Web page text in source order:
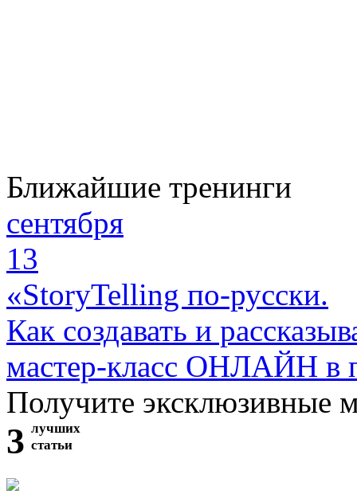
Ближайшие тренинги
сентября
13
«StoryTelling по-русски.
Как создавать и
мастер-класс ОНЛАЙН в
Получите эксклюзивные
3 лучших
статьи